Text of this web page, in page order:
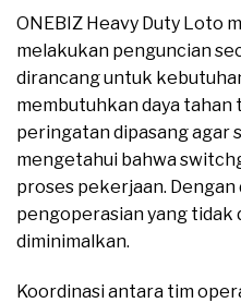
ONEBIZ Heavy Duty Loto
melakukan penguncian
dirancang untuk
membutuhkan daya tahan
peringatan dipasang agar
mengetahui bahwa
proses pekerjaan.
pengoperasian yang tidak
diminimalkan.
Koordinasi antara tim